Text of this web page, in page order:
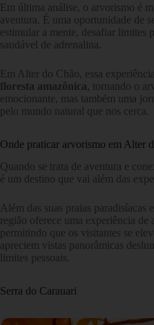
Em última análise, o arvorismo é
aventura. É uma oportunidade de
estimular a mente, desafiar limites
saudável de adrenalina.
Em Alter do Chão, essa
floresta amazônica , tornando o
emocionante, mas também uma
pelo mundo natural que nos cerca.
Onde praticar arvorismo em Alter
Quando se trata de aventura e
é um destino que vai além das
Além das suas praias paradisíacas
região oferece uma experiência
permitindo que os visitantes se
apreciem vistas panorâmicas
limites pessoais.
Serra do Carauari